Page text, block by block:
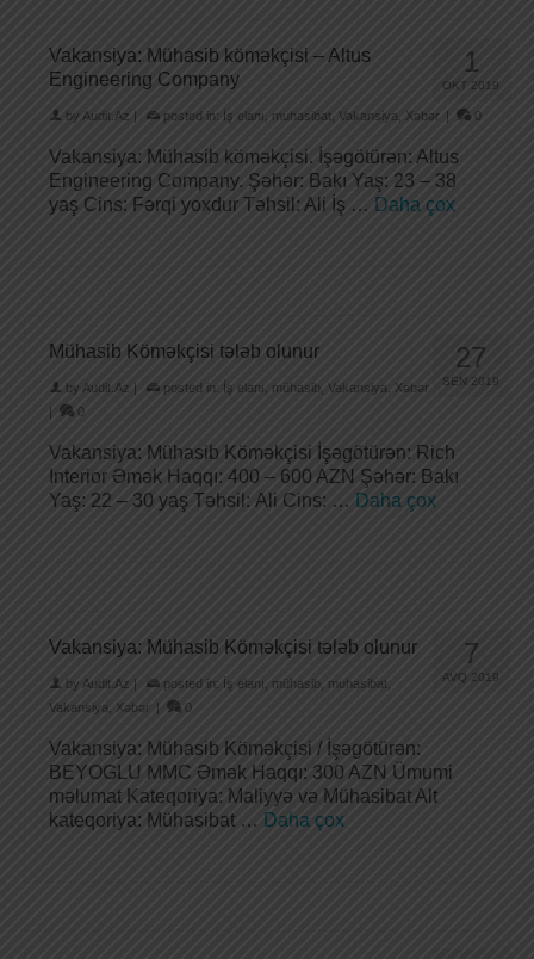
1
OKT 2019
Vakansiya: Mühasib köməkçisi – Altus
Engineering Company
by Audit.Az | posted in: İş elanı muhasibat Vakansiya Xəbər | 0
Vakansiya: Mühasib köməkçisi. İşəgötürən: Altus
Engineering Company. Şəhər: Bakı Yaş: 23 – 38
yaş Cins: Fərqi yoxdur Təhsil: Ali İş … Daha çox
27
SEN 2019
Mühasib Köməkçisi tələb olunur
by Audit.Az | posted in: İş elanı mühasib Vakansiya
Xəbər
|
0
Vakansiya: Mühasib Köməkçisi İşəgötürən: Rich
Interior Əmək Haqqı: 400 – 600 AZN Şəhər: Bakı
Yaş: 22 – 30 yaş Təhsil: Ali Cins: … Daha çox
7
AVQ 2019
Vakansiya: Mühasib Köməkçisi tələb olunur
by Audit.Az | posted in: İş elanı mühasib muhasibat
Vakansiya
Xəbər | 0
Vakansiya: Mühasib Köməkçisi / İşəgötürən:
BEYOGLU MMC Əmək Haqqı: 300 AZN Ümumi
məlumat Kateqoriya: Maliyyə və Mühasibat Alt
kateqoriya: Mühasibat … Daha çox